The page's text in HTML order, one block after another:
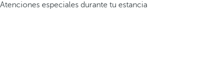
Atenciones especiales durante tu estancia